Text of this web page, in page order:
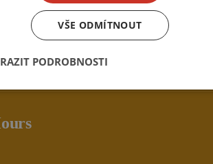
VŠE ODMÍTNOUT
PODROBNOSTI